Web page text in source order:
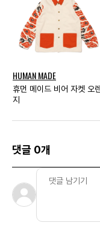
HUMAN MADE
휴먼 메이드 비어 자켓 오
지
댓글 0개